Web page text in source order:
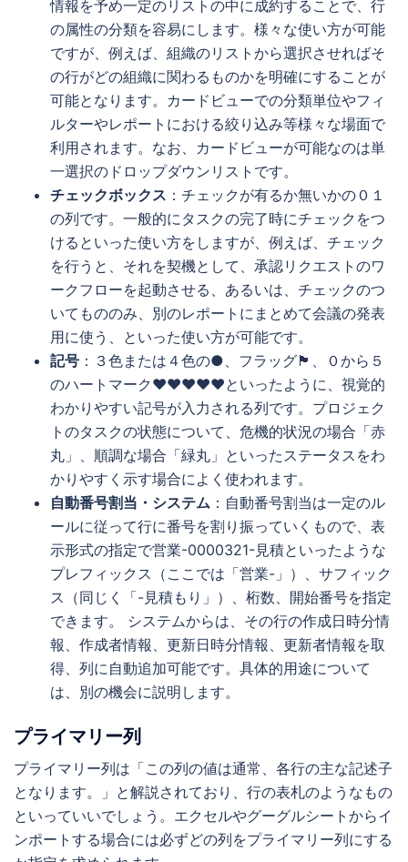
情報を予め一定のリストの中に成約することで、行
の属性の分類を容易にします。様々な使い方が可能
ですが、例えば、組織のリストから選択させればそ
の行がどの組織に関わるものかを明確にすることが
可能となります。カードビューでの分類単位やフィ
ルターやレポートにおける絞り込み等様々な場面で
利用されます。なお、カードビューが可能なのは単
一選択のドロップダウンリストです。
チェックボックス ：チェックが有るか無いかの０１
の列です。一般的にタスクの完了時にチェックをつ
けるといった使い方をしますが、例えば、チェック
を行うと、それを契機として、承認リクエストのワ
ークフローを起動させる、あるいは、チェックのつ
いてもののみ、別のレポートにまとめて会議の発表
用に使う、といった使い方が可能です。
記号 ：３色または４色の●、フラッグ🏴、０から５
のハートマーク❤❤❤❤❤といったように、視覚的
わかりやすい記号が入力される列です。プロジェク
トのタスクの状態について、危機的状況の場合「赤
丸」、順調な場合「緑丸」といったステータスをわ
かりやすく示す場合によく使われます。
自動番号割当・システム ：自動番号割当は一定のル
ールに従って行に番号を割り振っていくもので、表
示形式の指定で営業-0000321-見積といったような
プレフィックス（ここでは「営業-」）、サフィック
ス（同じく「-見積もり」）、桁数、開始番号を指定
できます。 システムからは、その行の作成日時分情
報、作成者情報、更新日時分情報、更新者情報を取
得、列に自動追加可能です。具体的用途について
は、別の機会に説明します。
プライマリー列
プライマリー列は「この列の値は通常、各行の主な記述子
となります。」と解説されており、行の表札のようなもの
といっていいでしょう。エクセルやグーグルシートからイ
ンポートする場合には必ずどの列をプライマリー列にする